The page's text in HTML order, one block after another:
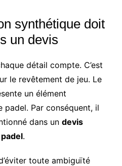
synthétique doit
un devis
détail compte. C’est
le revêtement de jeu. Le
un élément
padel. Par conséquent, il
dans un devis
.
toute ambiguïté